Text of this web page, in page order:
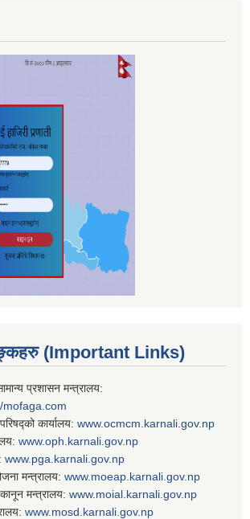
(Important Links)
प्रशासन मन्त्रालय:
mofaga.com
कार्यालय: www.ocmcm.karnali.gov.np
www.oph.karnali.gov.np
www. pga.karnali.gov.np
मन्त्रालय: www. moeap.karnali.gov.np
मन्त्रालय: www. moial.karnali.gov.np
www. mosd.karnali.gov.np